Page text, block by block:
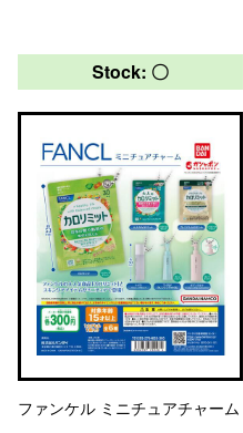
Stock: 〇
ファンケル ミニチュアチャーム